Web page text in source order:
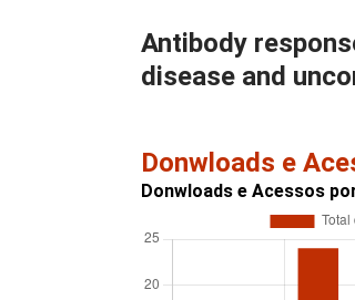
Antibody
disease and
Donwloads e
Donwloads e Acessos